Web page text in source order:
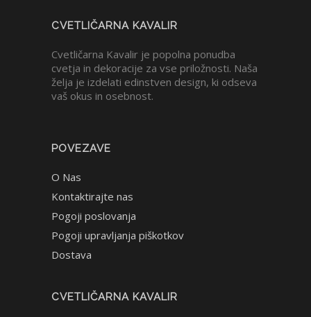
CVETLIČARNA KAVALIR
Cvetličarna Kavalir je popolna ponudba
cvetja in dekoracije za vse priložnosti. Naša
želja je izdelati edinstven design, ki odseva
vaš okus in osebnost.
POVEZAVE
O Nas
Kontaktirajte nas
Pogoji poslovanja
Pogoji upravljanja piškotkov
Dostava
CVETLIČARNA KAVALIR